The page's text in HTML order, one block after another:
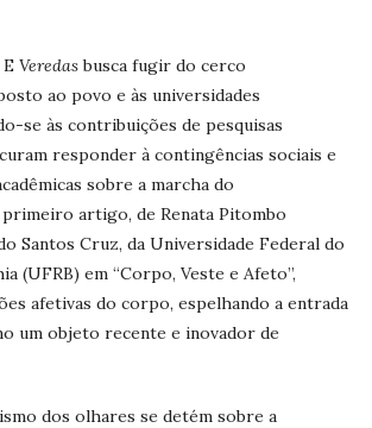
Veredasbusca fugir do cerco
ao povo e às universidades
se às contribuições de pesquisas
responder à contingências sociais e
sobre a marcha do
artigo, de Renata Pitombo
Santos Cruz, da Universidade Federal do
(UFRB) em “Corpo, Veste e Afeto”,
afetivas do corpo, espelhando a entrada
um objeto recente e inovador de
dos olhares se detém sobre a